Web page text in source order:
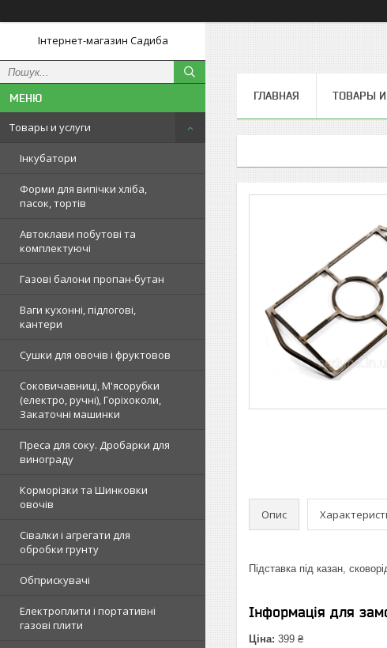
Інтернет-магазин Садиба
Товары и услуги
Інкубатори
Форми для випічки хліба,
пасок, тортів
Автоклави побутові та
комплектуючі
Газові балони пропан-бутан
Ваги кухонні, підлогові,
кантери
Сушки для овочів і фруктовов
Соковичавниці, М'ясорубки
(електро, ручні), Горіхоколи,
Закаточні машинки
Преса для соку. Дробарки для
винограду
Корморізки та Шинковки
овочів
Сівалки і агрегати для
обробки грунту
Обприскувачі
Електроплити і портативні
газові плити
ГЛАВНАЯ ТОВАРЫ И
Опис
Підставка під казан,
Інформація для
Ціна: 399 ₴